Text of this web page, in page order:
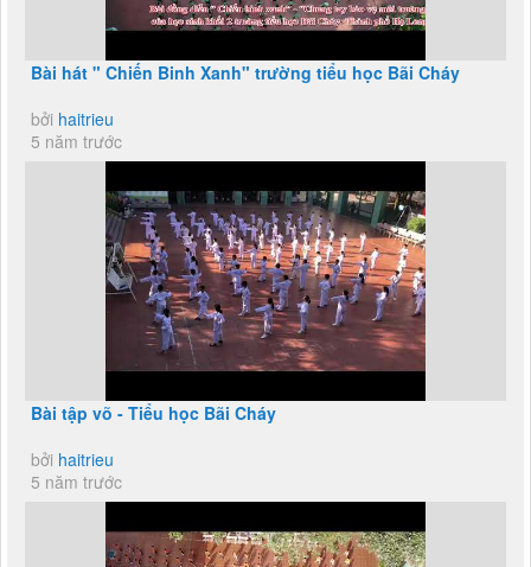
Bài hát " Chiến Binh Xanh" trường tiểu học Bãi Cháy
bởi haitrieu
5 năm trước
Bài tập võ - Tiểu học Bãi Cháy
bởi haitrieu
5 năm trước